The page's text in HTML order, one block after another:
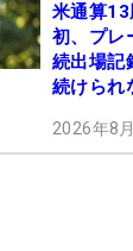
米通算13
初、プ
続出場記
続けられ
2026年8